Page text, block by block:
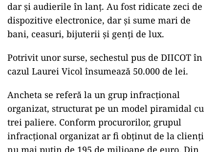
dar și audierile în lanț. Au fost ridicate zeci de
dispozitive electronice, dar și sume mari de
bani, ceasuri, bijuterii și genți de lux.
Potrivit unor surse, sechestul pus de DIICOT în
cazul Laurei Vicol însumează 50.000 de lei.
Ancheta se referă la un grup infracțional
organizat, structurat pe un model piramidal cu
trei paliere. Conform procurorilor, grupul
infracțional organizat ar fi obținut de la clienți
nu mai puțin de 195 de milioane de euro. Din